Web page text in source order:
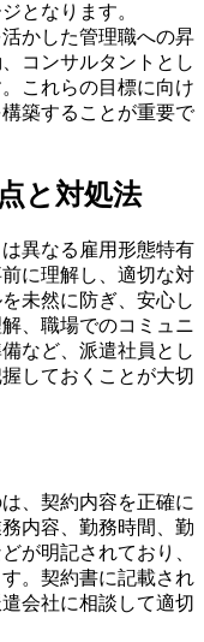
となります。
かした管理職への昇
コンサルタントとし
これらの目標に向け
築することが重要で
と対処法
異なる雇用形態特有
に理解し、適切な対
未然に防ぎ、安心し
、職場でのコミュニ
など、派遣社員とし
しておくことが大切
、契約内容を正確に
内容、勤務時間、勤
が明記されており、
。契約書に記載され
会社に相談して適切